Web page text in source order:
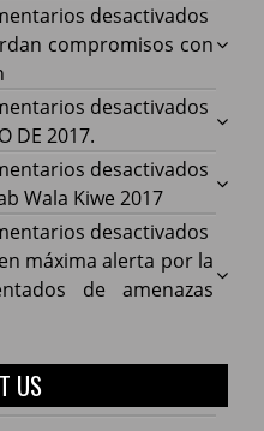
desactivados
Cauca
con
de
compromisos con
desactivados
ACIN
DE
DE 2017.
desactivados
Hacía
la
Wala Kiwe 2017
desactivados
Cauca
máxima alerta por la
de amenazas
US